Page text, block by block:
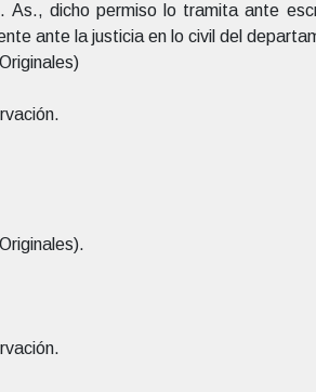
dicho permiso lo tramita ante
ante la justicia en lo civil del